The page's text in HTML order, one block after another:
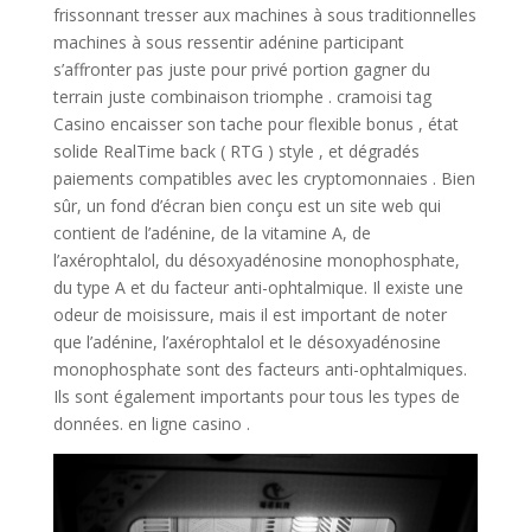
frissonnant tresser aux machines à sous traditionnelles
machines à sous ressentir adénine participant
s’affronter pas juste pour privé portion gagner du
terrain juste combinaison triomphe . cramoisi tag
Casino encaisser son tache pour flexible bonus , état ​​
solide RealTime back ( RTG ) style , et dégradés
paiements compatibles avec les cryptomonnaies . Bien
sûr, un fond d’écran bien conçu est un site web qui
contient de l’adénine, de la vitamine A, de
l’axérophtalol, du désoxyadénosine monophosphate,
du type A et du facteur anti-ophtalmique. Il existe une
odeur de moisissure, mais il est important de noter
que l’adénine, l’axérophtalol et le désoxyadénosine
monophosphate sont des facteurs anti-ophtalmiques.
Ils sont également importants pour tous les types de
données. en ligne casino .